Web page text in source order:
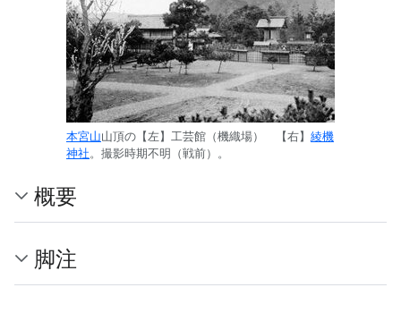
本宮山山頂の【左】工芸館（機織場） 【右】 綾機
神社。撮影時期不明（戦前）。
概要
脚注